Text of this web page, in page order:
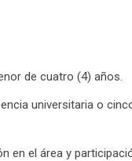
de cuatro (4) años.
universitaria o
en el área y